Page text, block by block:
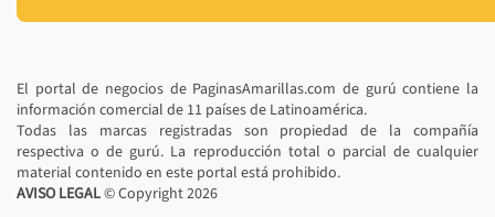
El portal de negocios de PaginasAmarillas.com de gurú contiene la
información comercial de 11 países de Latinoamérica.
Todas las marcas registradas son propiedad de la compañía
respectiva o de gurú. La reproducción total o parcial de cualquier
material contenido en este portal está prohibido.
AVISO LEGAL© Copyright2026